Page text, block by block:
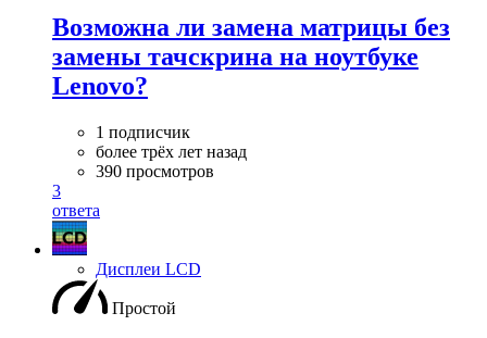
Возможна ли замена матрицы без
замены тачскрина на ноутбуке
Lenovo?
1 подписчик
более трёх лет назад
390 просмотров
3
ответа
Дисплеи LCD
Простой